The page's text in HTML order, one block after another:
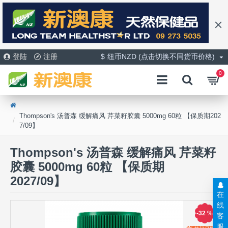
登陆 注册 $ 纽币NZD (点击切换不同货币价格)
0
Thompson's 汤普森 缓解痛风 芹菜籽胶囊 5000mg 60粒 【保质期202
7/09】
Thompson's 汤普森 缓解痛风 芹菜籽
胶囊 5000mg 60粒 【保质期
2027/09】
-32 %
在
线
客